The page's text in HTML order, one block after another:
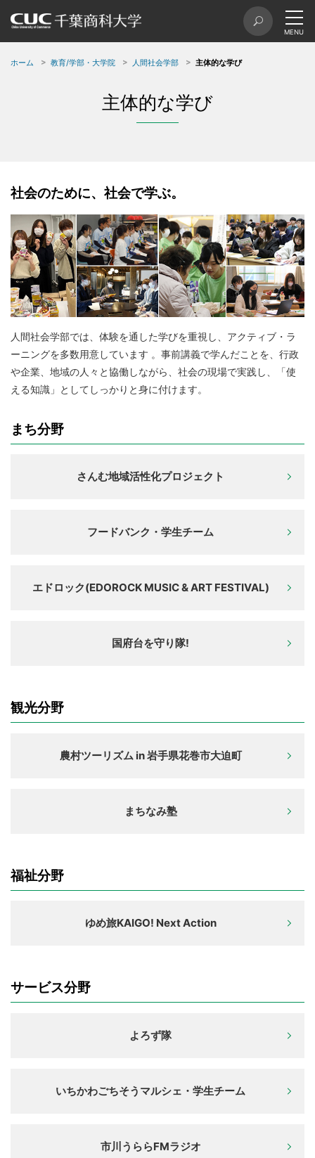
ホーム 教育/学部・大学院 人間社会学部 主体的な学び
主体的な学び
社会のために、社会で学ぶ。
人間社会学部では、体験を通した学びを重視し、アクティブ・ラ
ーニングを多数用意しています 。事前講義で学んだことを、行政
や企業、地域の人々と協働しながら、社会の現場で実践し、「使
える知識」としてしっかりと身に付けます。
まち分野
さんむ地域活性化プロジェクト
フードバンク・学生チーム
エドロック(EDOROCK MUSIC & ART FESTIVAL)
国府台を守り隊!
観光分野
農村ツーリズム in 岩手県花巻市大迫町
まちなみ塾
福祉分野
ゆめ旅KAIGO! Next Action
サービス分野
よろず隊
いちかわごちそうマルシェ・学生チーム
市川うららFMラジオ